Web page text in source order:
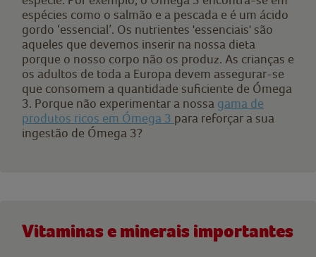
espécies como o salmão e a pescada e é um ácido
gordo ‘essencial’. Os nutrientes 'essenciais' são
aqueles que devemos inserir na nossa dieta
porque o nosso corpo não os produz. As crianças e
os adultos de toda a Europa devem assegurar-se
que consomem a quantidade suficiente de Ómega
3. Porque não experimentar a nossa gama de
produtos ricos em Ómega 3 para reforçar a sua
ingestão de Ómega 3?
Vitaminas e minerais importantes